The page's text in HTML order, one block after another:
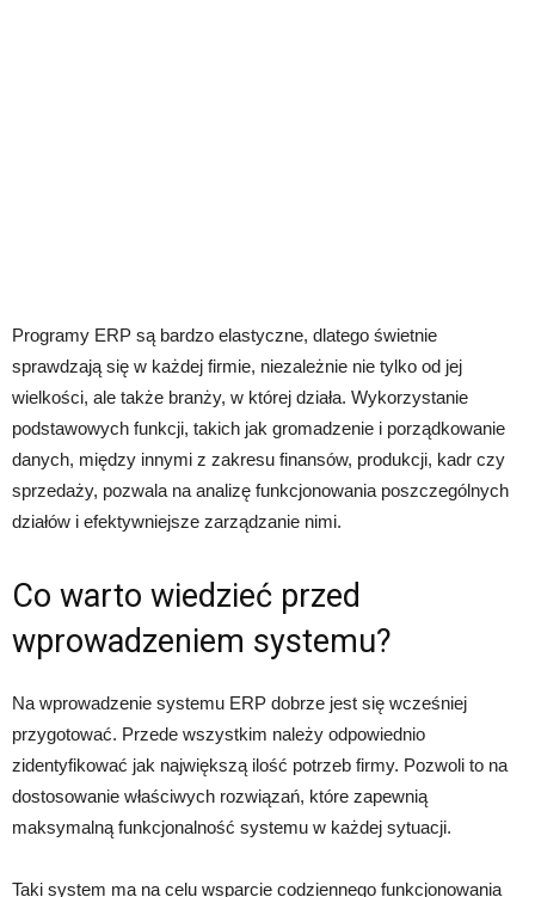
Programy ERP są bardzo elastyczne, dlatego świetnie
sprawdzają się w każdej firmie, niezależnie nie tylko od jej
wielkości, ale także branży, w której działa. Wykorzystanie
podstawowych funkcji, takich jak gromadzenie i porządkowanie
danych, między innymi z zakresu finansów, produkcji, kadr czy
sprzedaży, pozwala na analizę funkcjonowania poszczególnych
działów i efektywniejsze zarządzanie nimi.
Co warto wiedzieć przed
wprowadzeniem systemu?
Na wprowadzenie systemu ERP dobrze jest się wcześniej
przygotować. Przede wszystkim należy odpowiednio
zidentyfikować jak największą ilość potrzeb firmy. Pozwoli to na
dostosowanie właściwych rozwiązań, które zapewnią
maksymalną funkcjonalność systemu w każdej sytuacji.
Taki system ma na celu wsparcie codziennego funkcjonowania